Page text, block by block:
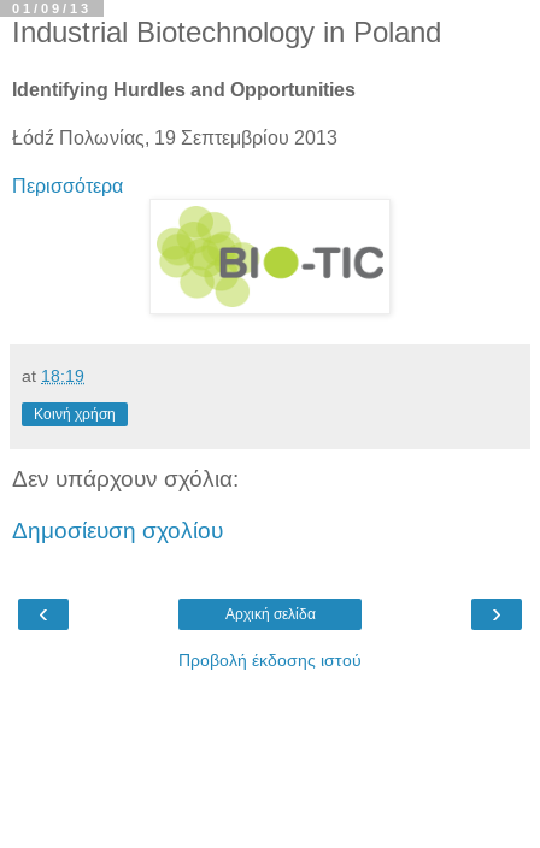
01/09/13
Industrial Biotechnology in Poland
Identifying Hurdles and Opportunities
Łódź Πολωνίας, 19 Σεπτεμβρίου 2013
Περισσότερα
at 18:19
Κοινή χρήση
Δεν υπάρχουν σχόλια:
Δημοσίευση σχολίου
‹ ›
Αρχική σελίδα
Προβολή έκδοσης ιστού